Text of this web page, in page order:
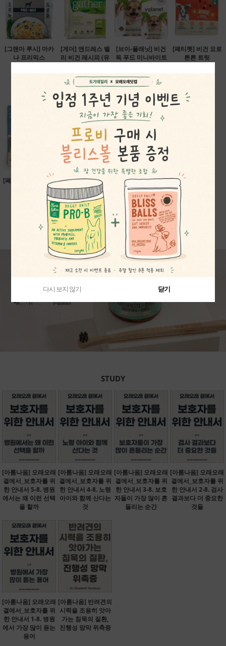
[그랜마 루시] 마카
나 프리믹스
[게더] 앤드레스 밸
리 비건 레시피 (유
58,400원
[브이-플래닛] 비건
독 푸드 미니바이트
39,900원
[페티펫] 비건 요로
튼튼 트릿
[페티펫] 알러지&면 [페티펫] 펌킨&블루
베리
24,200원
MORE
STUDY
[아롬나옴] 오래오래
곁에서_보호자를 위
한 안내서 5-8. 병원
에서는 왜 이런 선택
을 할까
[아롬나옴] 오래오래
곁에서_보호자를 위
한 안내서 4-8. 노령
아이와 함께 산다는
것
[아롬나옴] 오래오래
곁에서_보호자를 위
한 안내서 3-8. 보호
자들이 가장 많이 흔
들리는 순간
[아롬나옴] 오래오래
곁에서_보호자를 위
한 안내서 2-8. 검사
결과보다 더 중요한
것들
[아롬나옴] 오래오래
곁에서_보호자를 위
한 안내서 1-8. 병원
에서 가장 많이 듣는
용어
[아롬나옴] 반려견의
시력을 조용히 앗아
가는 침묵의 질환,
진행성 망막 위축증
다시 보지 않기 닫기
다시 보지 않기 닫기
다시 보지 않기 닫기